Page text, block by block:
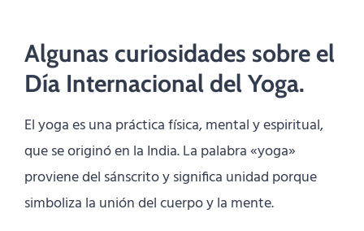
Algunas curiosidades sobre el
Día Internacional del Yoga.
El yoga es una práctica física, mental y espiritual,
que se originó en la India. La palabra «yoga»
proviene del sánscrito y significa unidad porque
simboliza la unión del cuerpo y la mente.